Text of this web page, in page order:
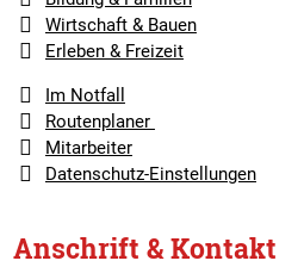
Wirtschaft & Bauen
Erleben & Freizeit
Im Notfall
Routenplaner
Mitarbeiter
Datenschutz-Einstellungen
Anschrift & Kontakt